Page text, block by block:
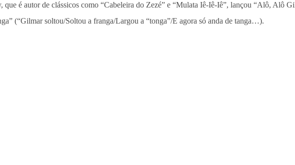
é autor de clássicos como “Cabeleira do Zezé” e “Mulata Iê-Iê-Iê”, lançou “Alô, Alô
(“Gilmar soltou/Soltou a franga/Largou a “tonga”/E agora só anda de tanga…).